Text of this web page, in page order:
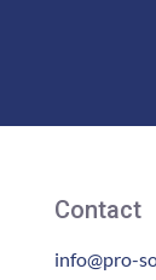
Contact
info@pro-